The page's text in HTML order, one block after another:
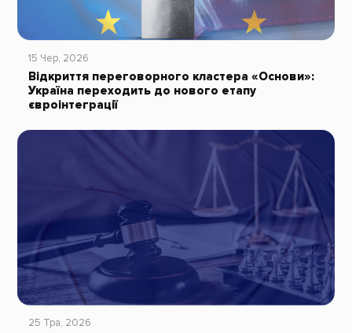
15 Чер, 2026
Відкриття переговорного кластера «Основи»:
Україна переходить до нового етапу
євроінтеграції
25 Тра, 2026